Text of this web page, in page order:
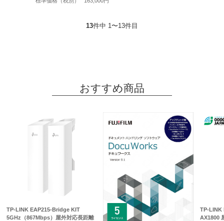
13件中 1〜13件目
おすすめ商品
TP-LINK EAP215-Bridge KIT
5GHz（867Mbps）屋外対応長距離
TP-LINK
AX1800